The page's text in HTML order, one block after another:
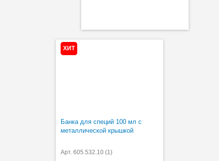
ХИТ
Банка для специй 100 мл с
металлической крышкой
Арт. 605.532.10 (1)